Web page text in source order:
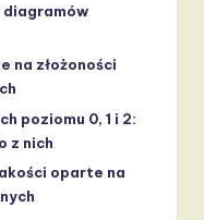
diagramów
na złożoności
poziomu 0, 1 i 2:
z nich
oparte na